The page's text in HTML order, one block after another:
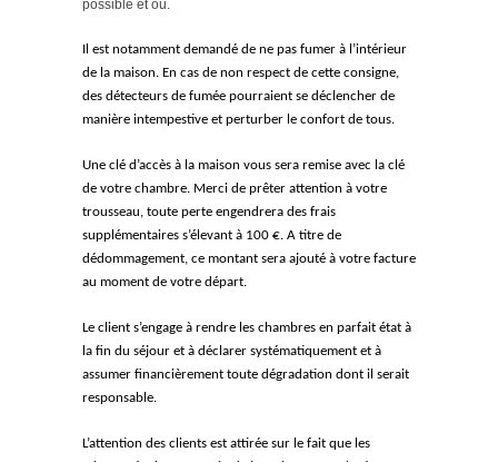
possible et ou.
Il est notamment demandé de ne pas fumer à l’intérieur
de la maison. En cas de non respect de cette consigne,
des détecteurs de fumée pourraient se déclencher de
manière intempestive et perturber le confort de tous.
Une clé d’accès à la maison vous sera remise avec la clé
de votre chambre. Merci de prêter attention à votre
trousseau, toute perte engendrera des frais
supplémentaires s’élevant à 100 €. A titre de
dédommagement, ce montant sera ajouté à votre facture
au moment de votre départ.
Le client s’engage à rendre les chambres en parfait état à
la fin du séjour et à déclarer systématiquement et à
assumer financièrement toute dégradation dont il serait
responsable.
L’attention des clients est attirée sur le fait que les